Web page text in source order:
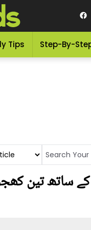
Tips Step-By-
ساتھ تین